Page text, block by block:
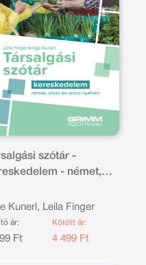
szótár -
- német,
Kunerl, Leila Finger
ár:
Ft
Kötött ár:
4 499 Ft